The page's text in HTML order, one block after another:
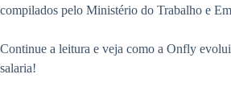
compilados pelo Ministério do Trabalho e
Continue a leitura e veja como a Onfly
salaria!